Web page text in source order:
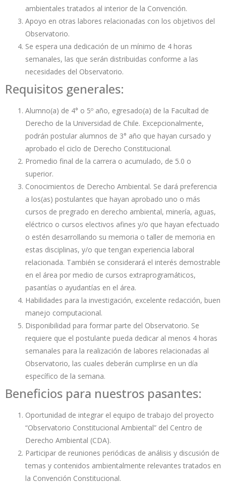
ambientales tratados al interior de la Convención.
Apoyo en otras labores relacionadas con los objetivos del
Observatorio.
Se espera una dedicación de un mínimo de 4 horas
semanales, las que serán distribuidas conforme a las
necesidades del Observatorio.
Requisitos generales:
Alumno(a) de 4° o 5º año, egresado(a) de la Facultad de
Derecho de la Universidad de Chile. Excepcionalmente,
podrán postular alumnos de 3° año que hayan cursado y
aprobado el ciclo de Derecho Constitucional.
Promedio final de la carrera o acumulado, de 5.0 o
superior.
Conocimientos de Derecho Ambiental. Se dará preferencia
a los(as) postulantes que hayan aprobado uno o más
cursos de pregrado en derecho ambiental, minería, aguas,
eléctrico o cursos electivos afines y/o que hayan efectuado
o estén desarrollando su memoria o taller de memoria en
estas disciplinas, y/o que tengan experiencia laboral
relacionada. También se considerará el interés demostrable
en el área por medio de cursos extraprogramáticos,
pasantías o ayudantías en el área.
Habilidades para la investigación, excelente redacción, buen
manejo computacional.
Disponibilidad para formar parte del Observatorio. Se
requiere que el postulante pueda dedicar al menos 4 horas
semanales para la realización de labores relacionadas al
Observatorio, las cuales deberán cumplirse en un día
específico de la semana.
Beneficios para nuestros pasantes:
Oportunidad de integrar el equipo de trabajo del proyecto
“Observatorio Constitucional Ambiental” del Centro de
Derecho Ambiental (CDA).
Participar de reuniones periódicas de análisis y discusión de
temas y contenidos ambientalmente relevantes tratados en
la Convención Constitucional.